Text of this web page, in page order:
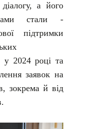
а його
стали -
підтримки
у 2024 році та
заявок на
зокрема й від